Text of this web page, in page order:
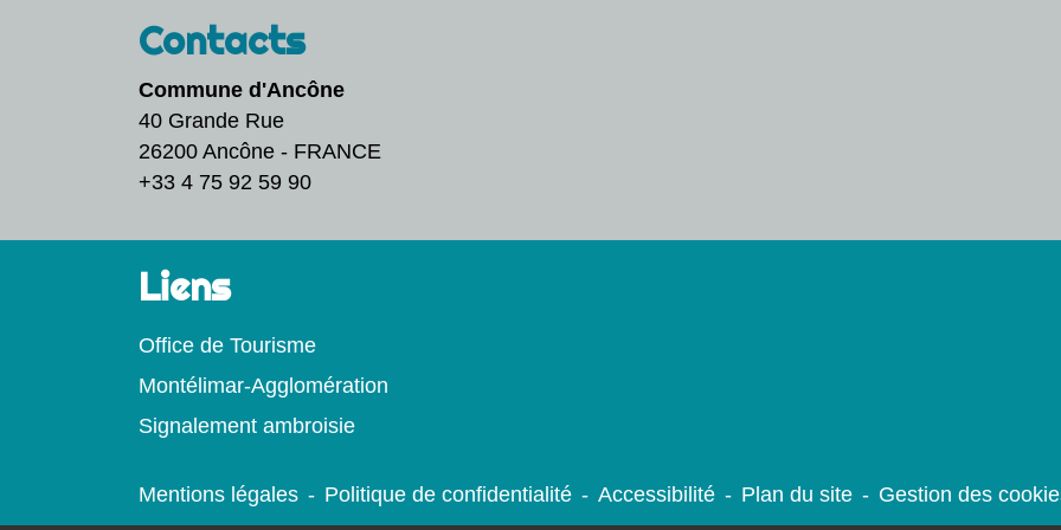
Contacts
Commune d'Ancône
40 Grande Rue
26200 Ancône - FRANCE
+33 4 75 92 59 90
Liens
Office de Tourisme
Montélimar-Agglomération
Signalement ambroisie
Mentions légales - Politique de confidentialité - Accessibilité - Plan du site - Gestion des